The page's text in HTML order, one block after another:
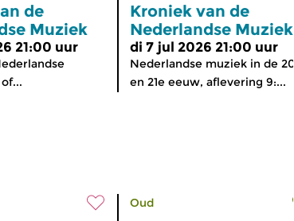
de
Muziek
21:00 uur
Kroniek van de
Nederlandse Muziek
di 7 jul 2026 21:00 uur
Nederlandse muziek in de
en 21e eeuw, aflevering 9:...
Oud